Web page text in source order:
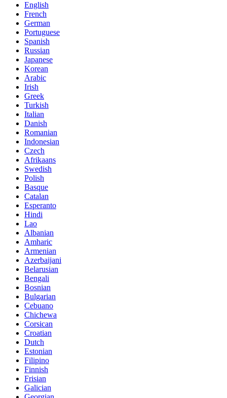
English
French
German
Portuguese
Spanish
Russian
Japanese
Korean
Arabic
Irish
Greek
Turkish
Italian
Danish
Romanian
Indonesian
Czech
Afrikaans
Swedish
Polish
Basque
Catalan
Esperanto
Hindi
Lao
Albanian
Amharic
Armenian
Azerbaijani
Belarusian
Bengali
Bosnian
Bulgarian
Cebuano
Chichewa
Corsican
Croatian
Dutch
Estonian
Filipino
Finnish
Frisian
Galician